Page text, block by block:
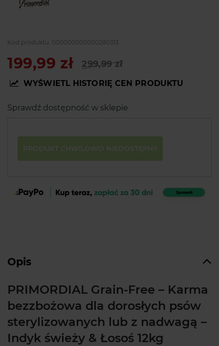
Kod produktu: 000000000000280313
199,99 zł 299,99 zł
WYŚWIETL HISTORIĘ CEN PRODUKTU
Sprawdź dostępność w sklepie
PRODUKT CHWILOWO NIEDOSTĘPNY
Opis
PRIMORDIAL Grain-Free – Karma
bezzbożowa dla dorosłych psów
sterylizowanych lub z nadwagą –
Indyk świeży & Łosoś 12kg